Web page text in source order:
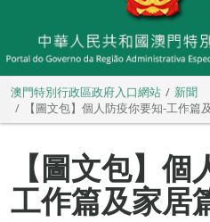
澳門特別行政區政府入口網站
新聞
【圖文包】個人防疫你要知-工作篇
【圖文包】
工作篇及家居